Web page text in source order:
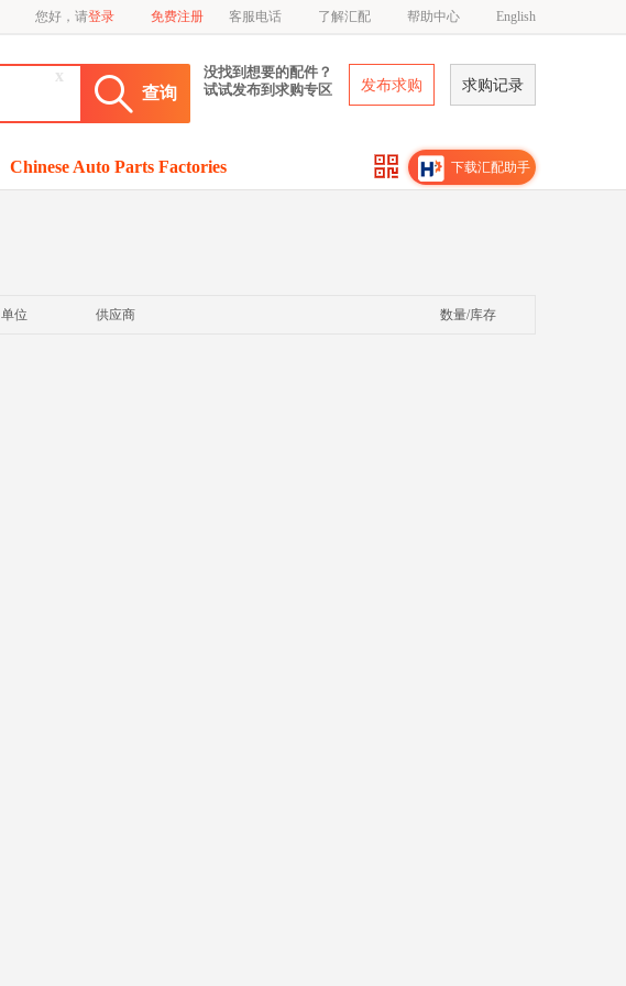
您好，请登录 免费注册 客服电话 了解汇配 帮助中心 English
查询
x
没找到想要的配件？
试试发布到求购专区
发布求购 求购记录
Chinese Auto Parts Factories 下载汇配助手
单位 供应商 数量/库存